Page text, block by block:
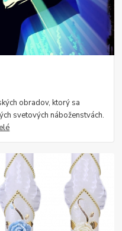
obradov, ktorý sa
svetových náboženstvách.